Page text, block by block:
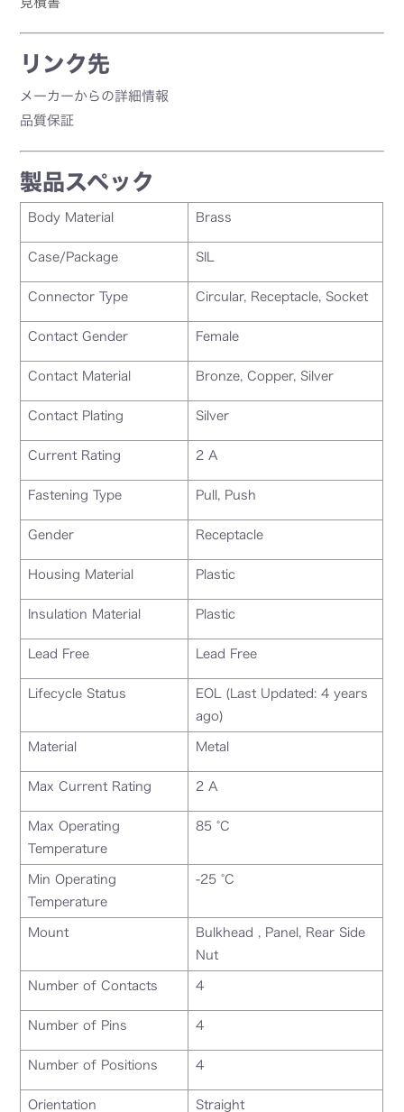
リンク先
メーカーからの詳細情報
品質保証
製品スペック
Body Material Brass
Case/Package SIL
Connector Type Circular, Receptacle, Socket
Contact Gender Female
Contact Material Bronze, Copper, Silver
Contact Plating Silver
Current Rating 2 A
Fastening Type Pull, Push
Gender Receptacle
Housing Material Plastic
Insulation Material Plastic
Lead Free Lead Free
Lifecycle Status
EOL (Last Updated: 4 years
ago)
Material Metal
Max Current Rating 2 A
Max Operating
Temperature
85 °C
Min Operating
Temperature
-25 °C
Mount
Bulkhead , Panel, Rear Side
Nut
Number of Contacts 4
Number of Pins 4
Number of Positions 4
Orientation Straight